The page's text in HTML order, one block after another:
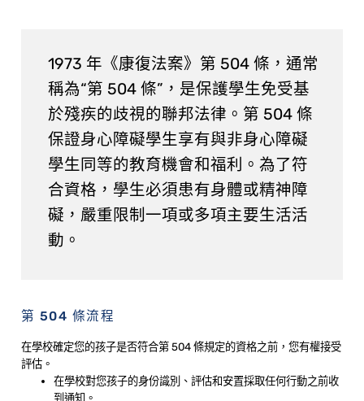
1973 年《康復法案》第 504 條，通常
稱為“第 504 條”，是保護學生免受基
於殘疾的歧視的聯邦法律。第 504 條
保證身心障礙學生享有與非身心障礙
學生同等的教育機會和福利。為了符
合資格，學生必須患有身體或精神障
礙，嚴重限制一項或多項主要生活活
動。
第 504 條流程
在學校確定您的孩子是否符合第 504 條規定的資格之前，您有權接受
評估。
在學校對您孩子的身份識別、評估和安置採取任何行動之前收
到通知。